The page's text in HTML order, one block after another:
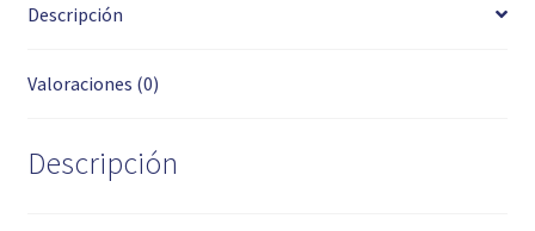
Descripción
Valoraciones (0)
Descripción